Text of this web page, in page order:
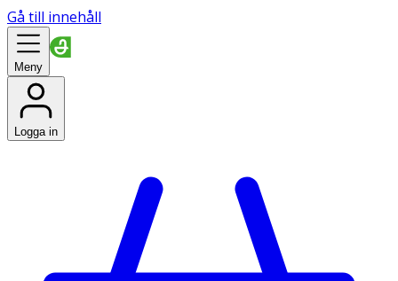
Gå till innehåll
Meny
Logga in